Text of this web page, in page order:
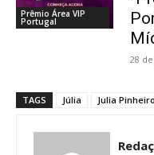
Prêmio Área VIP
Portugal
28
TAGS Júlia Julia Pinheiro